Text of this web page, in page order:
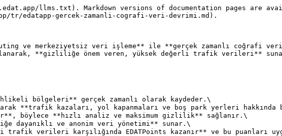
llms.txt). Markdown versions of documentation pages are
tr/edatapp-gercek-zamanli-cografi-veri-devrimi.md).
ve merkeziyetsiz veri işleme** ile **gerçek zamanlı coğrafi
**gizliliğe önem veren, yüksek değerli trafik verileri**
bölgeleri** gerçek zamanlı olarak kaydeder.\
**trafik kazaları, yol kapanmaları ve boş park yerleri
böylece **hızlı analiz ve maksimum gizlilik** sağlanır.\
dayanıklı ve anonim veri yönetimi** sunar.\
trafik verileri karşılığında EDATPoints kazanır** ve bu puanları